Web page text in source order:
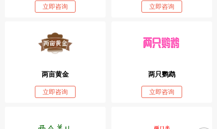
立即咨询 立即咨询
两亩黄金
立即咨询
两只鹦鹉
立即咨询